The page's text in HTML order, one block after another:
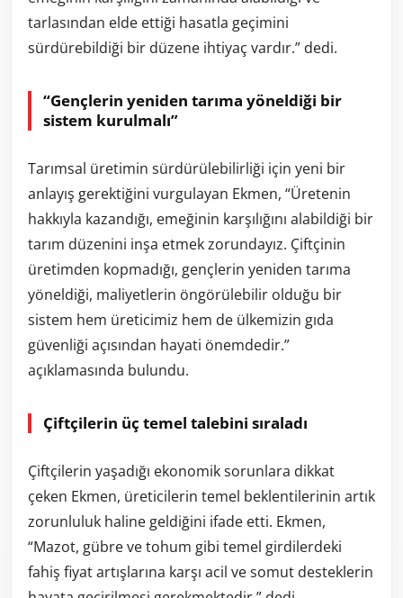
tarlasından elde ettiği hasatla geçimini
sürdürebildiği bir düzene ihtiyaç vardır.” dedi.
“Gençlerin yeniden tarıma yöneldiği bir
sistem kurulmalı”
Tarımsal üretimin sürdürülebilirliği için yeni bir
anlayış gerektiğini vurgulayan Ekmen, “Üretenin
hakkıyla kazandığı, emeğinin karşılığını alabildiği bir
tarım düzenini inşa etmek zorundayız. Çiftçinin
üretimden kopmadığı, gençlerin yeniden tarıma
yöneldiği, maliyetlerin öngörülebilir olduğu bir
sistem hem üreticimiz hem de ülkemizin gıda
güvenliği açısından hayati önemdedir.”
açıklamasında bulundu.
Çiftçilerin üç temel talebini sıraladı
Çiftçilerin yaşadığı ekonomik sorunlara dikkat
çeken Ekmen, üreticilerin temel beklentilerinin artık
zorunluluk haline geldiğini ifade etti. Ekmen,
“Mazot, gübre ve tohum gibi temel girdilerdeki
fahiş fiyat artışlarına karşı acil ve somut desteklerin